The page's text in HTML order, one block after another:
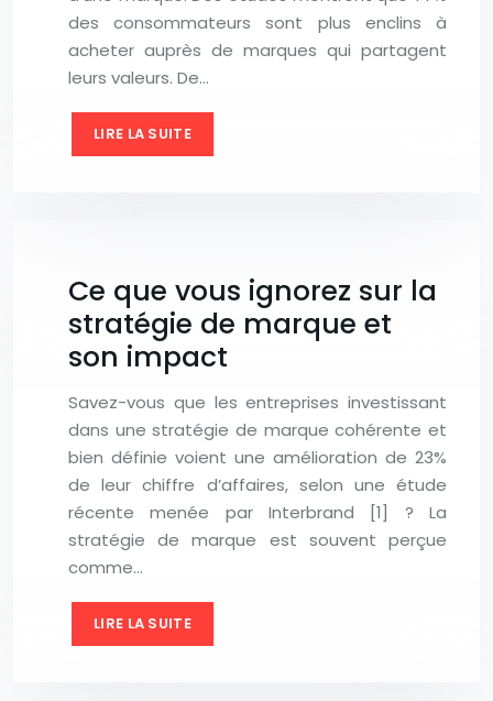
des consommateurs sont plus enclins à
acheter auprès de marques qui partagent
leurs valeurs. De…
LIRE LA SUITE
Ce que vous ignorez sur la
stratégie de marque et
son impact
Savez-vous que les entreprises investissant
dans une stratégie de marque cohérente et
bien définie voient une amélioration de 23%
de leur chiffre d’affaires, selon une étude
récente menée par Interbrand [1] ? La
stratégie de marque est souvent perçue
comme…
LIRE LA SUITE